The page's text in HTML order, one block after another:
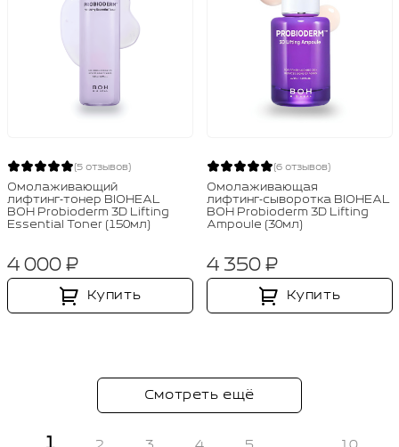
(5 отзывов)
Омолаживающий
лифтинг‑тонер BIOHEAL
BOH Probioderm 3D Lifting
Essential Toner (150мл)
4 000 ₽
Купить
(6 отзывов)
Омолаживающая
лифтинг‑сыворотка BIOHEAL
BOH Probioderm 3D Lifting
Ampoule (30мл)
4 350 ₽
Купить
Смотреть ещё